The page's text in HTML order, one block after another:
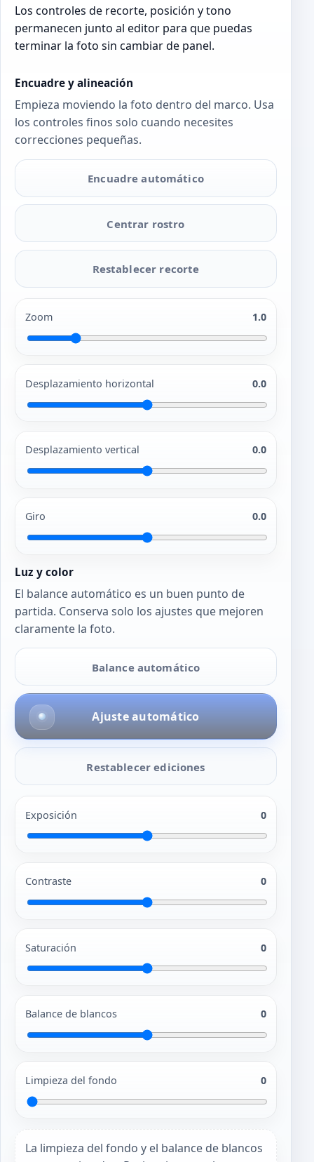
Los controles de recorte, posición y tono
permanecen junto al editor para que puedas
terminar la foto sin cambiar de panel.
Encuadre y alineación
Empieza moviendo la foto dentro del marco. Usa
los controles finos solo cuando necesites
correcciones pequeñas.
Encuadre automático
Centrar rostro
Restablecer recorte
Zoom 1.0
Desplazamiento horizontal 0.0
Desplazamiento vertical 0.0
Giro 0.0
Luz y color
El balance automático es un buen punto de
partida. Conserva solo los ajustes que mejoren
claramente la foto.
Balance automático
Ajuste automático
Restablecer ediciones
Exposición 0
Contraste 0
Saturación 0
Balance de blancos 0
Limpieza del fondo 0
La limpieza del fondo y el balance de blancos